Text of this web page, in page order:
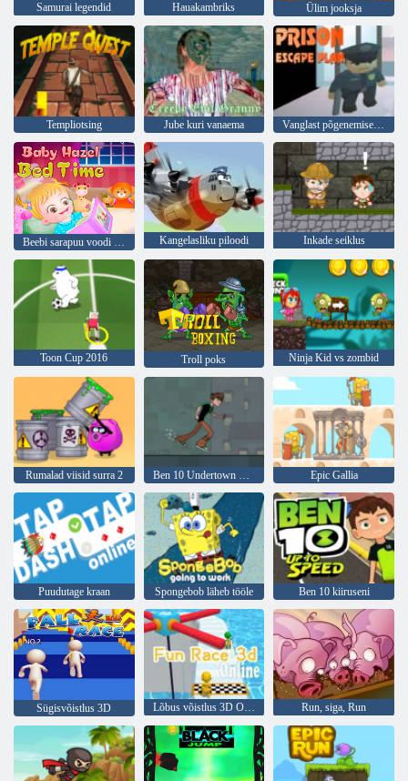
Samurai legendid Hauakambriks Ülim jooksja
Templiotsing Jube kuri vanaema Vanglast põgenemise kava
Kangelasliku piloodi Inkade seiklus
Toon Cup 2016 Troll poks Ninja Kid vs zombid
Rumalad viisid surra 2 Ben 10 Undertown Runner Epic Gallia
Puudutage kraan Spongebob läheb tööle Ben 10 kiiruseni
Sügisvõistlus 3D Lõbus võistlus 3D Online Run, siga, Run